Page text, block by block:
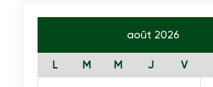
о
août 2026
L M M J V